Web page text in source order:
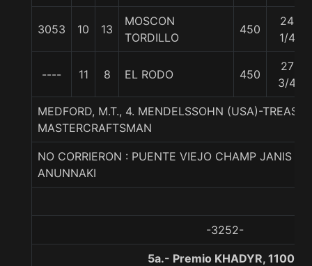
3053 10 13
MOSCON
TORDILLO
450
24
1/4
---- 11 8 EL RODO 450
27
3/4
MEDFORD, M.T., 4. MENDELSSOHN (USA)-
MASTERCRAFTSMAN
NO CORRIERON : PUENTE VIEJO CHAMP JANIS
ANUNNAKI
-3252-
5a.- Premio KHADYR, 1100